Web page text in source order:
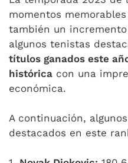
momentos
también un
algunos tenistas
títulos ganados este
histórica con una
económica.
A continuación,
destacados en este